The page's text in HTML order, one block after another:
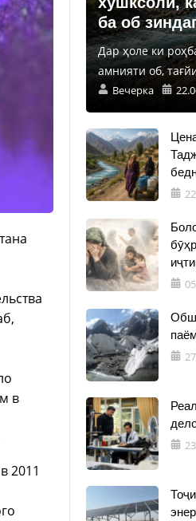
в
2011
ба об
Дар ҳоле ки
амнияти об,
Вечерка